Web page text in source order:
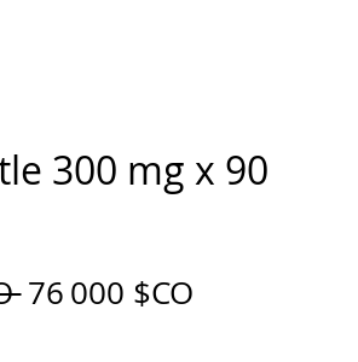
300 mg x 90
Prix
76 000 $COPrix